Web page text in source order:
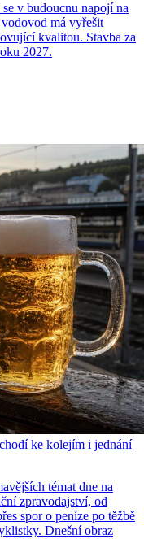
v budoucnu napojí na
má vyřešit
kvalitou. Stavba za
2027.
ke kolejím i jednání
témat dne na
zpravodajství, od
spor o peníze po těžbě
Dnešní obraz